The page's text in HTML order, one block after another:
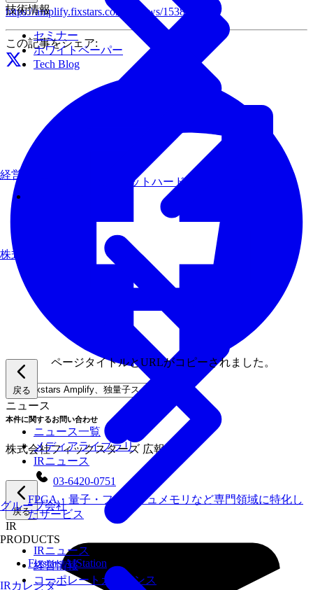
技術情報
セミナー
ホワイトペーパー
Tech Blog
戻る
ニュース
ニュース一覧
メディアライブラリ
IRニュース
戻る
IR
IRニュース
経営情報
コーポレートガバナンス
経営理念
グループ会社
AIモデルを、ターゲットハードウェアで最速にする
FPGA・量子・フラッシュメモリなど専門領域に特化し
たサービス
PRODUCTS
Fixstars AIStation
株式について
IRカレンダー
https://amplify.fixstars.com/ja/news/1538/
この記事をシェア:
ページタイトルとURLがコピーされました。
本件に関するお問い合わせ
株式会社フィックスターズ 広報担当
03-6420-0751